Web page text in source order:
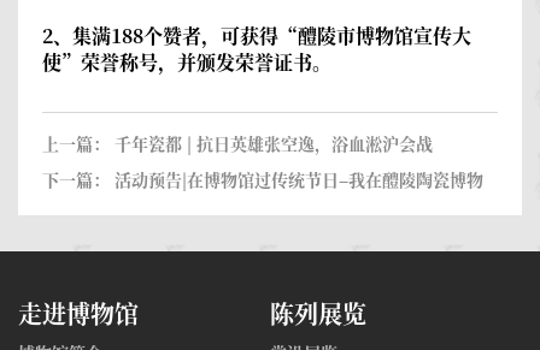
2、集满188个赞者，可获得“醴陵市博物馆宣传大
使”荣誉称号，并颁发荣誉证书。
上一篇： 千年瓷都 | 抗日英雄张空逸，浴血淞沪会战
下一篇： 活动预告|在博物馆过传统节日–我在醴陵陶瓷博物
馆过中秋
走进博物馆 陈列展览